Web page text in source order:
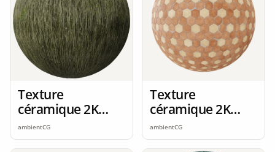
Texture
céramique 2K
seamless
ambientCG
Texture
céramique 2K
seamless
ambientCG